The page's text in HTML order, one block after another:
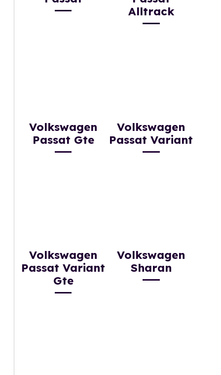
Alltrack
Volkswagen
Passat Gte
Volkswagen
Passat Variant
Volkswagen
Passat Variant
Gte
Volkswagen
Sharan